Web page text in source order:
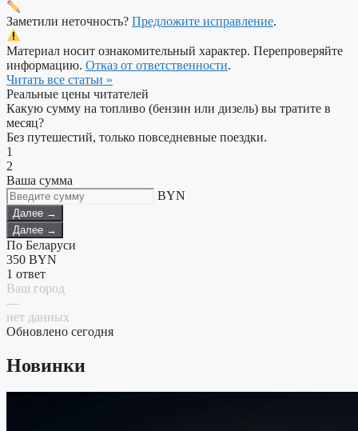
Заметили неточность? Предложите исправление.
Материал носит ознакомительный характер. Перепроверяйте
информацию. Отказ от ответственности.
Читать все статьи »
Реальные цены читателей
Какую сумму на топливо (бензин или дизель) вы тратите в
месяц?
Без путешестий, только повседневные поездки.
1
2
Ваша сумма
BYN
Далее →
Далее →
По Беларуси
350 BYN
1 ответ
Ваш город
—
нет данных
Обновлено сегодня
Новинки